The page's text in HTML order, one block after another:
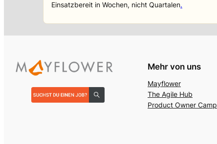
Einsatzbereit in Wochen, nicht Quartalen.
Mehr von uns
Mayflower
The Agile Hub
Product Owner Camp